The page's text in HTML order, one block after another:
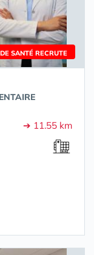
SANTÉ RECRUTE
➔ 11.55 km